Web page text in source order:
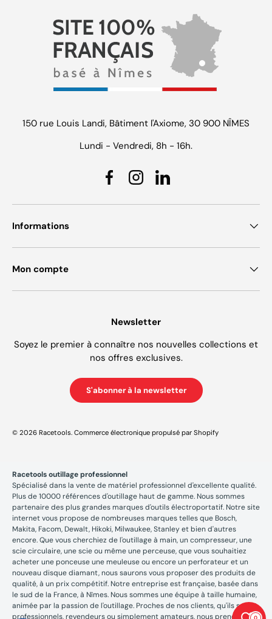
150 rue Louis Landi, Bâtiment l'Axiome, 30 900 NÎMES
Lundi - Vendredi, 8h - 16h.
FacebookInstagramLinkedin
Informations
Mon compte
Newsletter
Soyez le premier à connaître nos nouvelles collections et
nos offres exclusives.
S'abonner à la newsletter
© 2026 Racetools. Commerce électronique propulsé par Shopify
Racetools outillage professionnel
Spécialisé dans la vente de matériel professionnel d'excellente qualité.
Plus de 10000 références d'outillage haut de gamme. Nous sommes
partenaire des plus grandes marques d'outils électroportatif. Notre site
internet vous propose de nombreuses marques telles que Bosch,
Makita, Facom, Dewalt, Hikoki, Milwaukee, Stanley et bien d'autres
encore. Que vous cherchiez de l'outillage à main, un compresseur, une
scie circulaire, une scie ou même une perceuse, que vous souhaitiez
acheter une ponceuse une meuleuse ou encore un perforateur et un
nouveau disque diamant, nous saurons vous proposer des produits de
qualité, à un prix compétitif. Notre entreprise est française, basée dans
le sud de la France, à Nîmes. Nous sommes une équipe à taille humaine,
animée par la passion de l'outillage. Proches de nos clients, qu'ils soient
professionnels, revendeurs ou simplement amateurs, nous prenons le 0